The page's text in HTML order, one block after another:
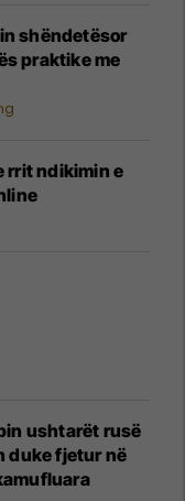
shëndetësor
praktike me
rrit ndikimin e
ushtarët rusë
duke fjetur në